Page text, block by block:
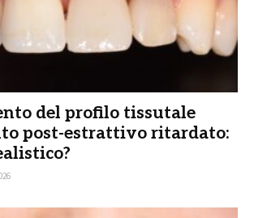
del profilo tissutale
post-estrattivo ritardato: